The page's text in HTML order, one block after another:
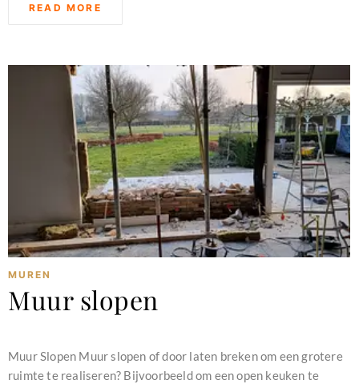
READ MORE
MUREN
Muur slopen
Muur Slopen Muur slopen of door laten breken om een grotere
ruimte te realiseren? Bijvoorbeeld om een open keuken te